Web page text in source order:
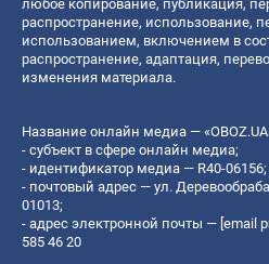
любое копирование, публикация,
распространение, использование,
использованием, включением в
распространение, адаптация,
изменения материала.
Название онлайн медиа —
- субъект в сфере онлайн медиа;
- идентификатор медиа — R40-06156;
- почтовый адрес — ул.
01013;
- адрес электронной почты — [email
585 46 20